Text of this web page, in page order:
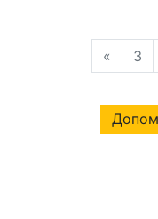
« 3